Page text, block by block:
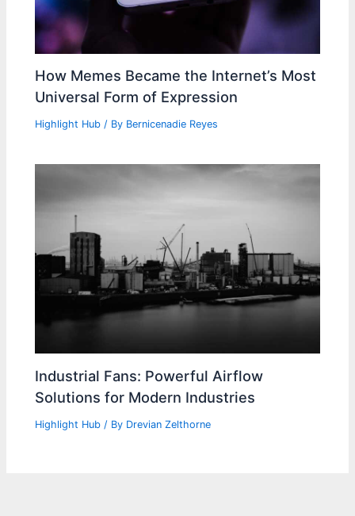
How Memes Became the Internet’s Most
Universal Form of Expression
Highlight Hub / By Bernicenadie Reyes
Industrial Fans: Powerful Airflow
Solutions for Modern Industries
Highlight Hub / By Drevian Zelthorne